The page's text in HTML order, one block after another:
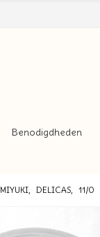
Benodigdheden
MIYUKI, DELICAS, 11/0